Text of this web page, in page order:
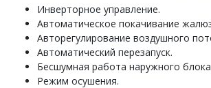
Инверторное управление.
Автоматическое покачивание
Авторегулирование воздушного
Автоматический перезапуск.
Бесшумная работа наружного
Режим осушения.